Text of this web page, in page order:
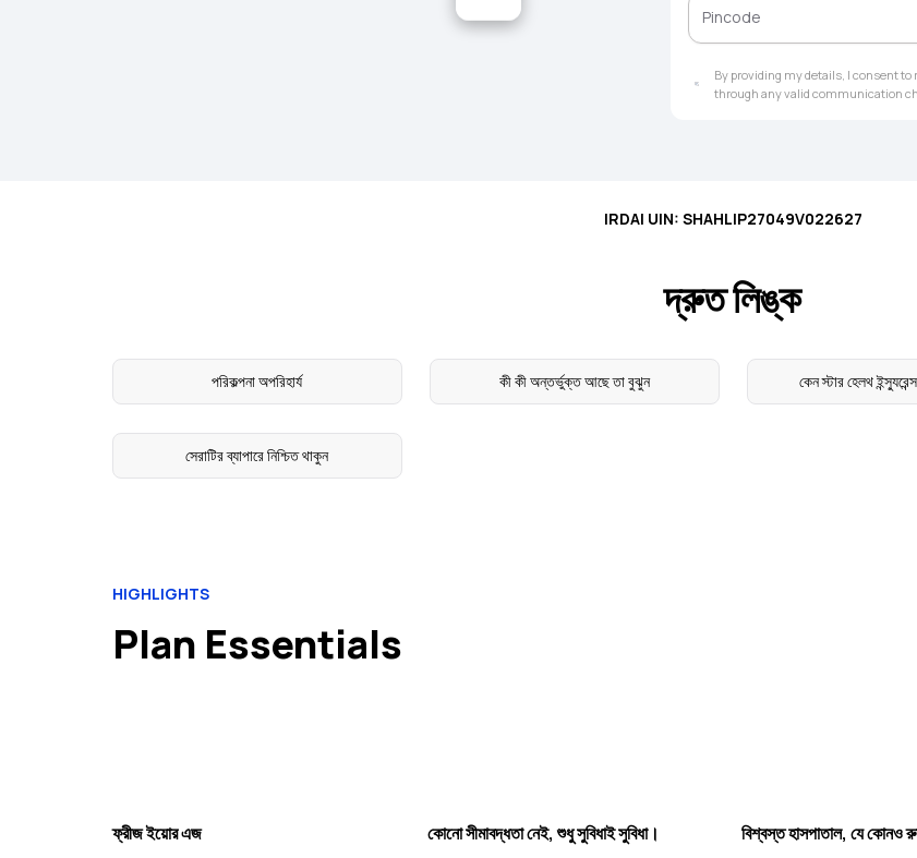
By providing my details, I consent
through any valid communication
IRDAI UIN: SHAHLIP27049V022627
দ্রুত লিঙ্ক
পরিকল্পনা অপরিহার্য কী কী অন্তর্ভুক্ত আছে তা বুঝুন কেন স্টার হেলথ
সেরাটির ব্যাপারে নিশ্চিত থাকুন
HIGHLIGHTS
Plan Essentials
ফ্রীজ ইয়োর এজ কোনো সীমাবদ্ধতা নেই, শুধু সুবিধাই সুবিধা। বিশ্বস্ত হাসপাতাল, যে কোনও